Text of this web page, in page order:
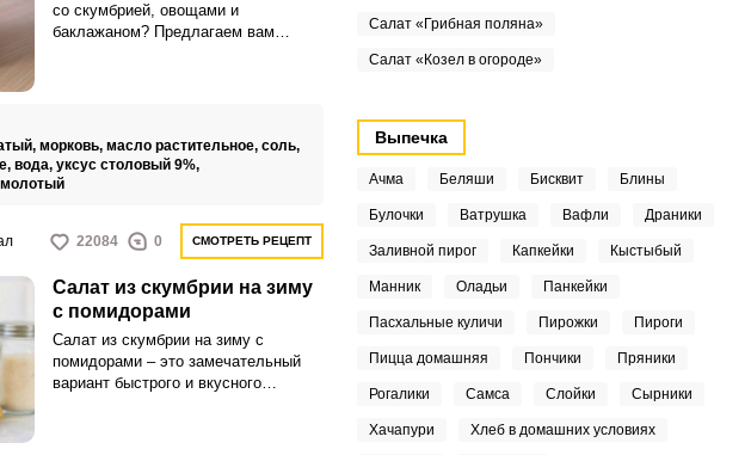
со скумбрией, овощами и
баклажаном? Предлагаем вам
морковью имеет немного
сладковатый и в меру соленый вкус,
а баклажаны придают салату
гармонирующие со всеми овощами.
морковь, масло растительное, соль,
вода, уксус столовый 9%,
22084 0 СМОТРЕТЬ РЕЦЕПТ
Салат из скумбрии на зиму
с помидорами
Салат из скумбрии на зиму с
помидорами – это замечательный
вариант быстрого и вкусного
Салат «Грибная поляна»
Салат «Козел в огороде»
Выпечка
Ачма Беляши Бисквит Блины
Булочки Ватрушка Вафли Драники
Заливной пирог Капкейки Кыстыбый
Манник Оладьи Панкейки
Пасхальные куличи Пирожки Пироги
Пицца домашняя Пончики Пряники
Рогалики Самса Слойки Сырники
Хачапури Хлеб в домашних условиях